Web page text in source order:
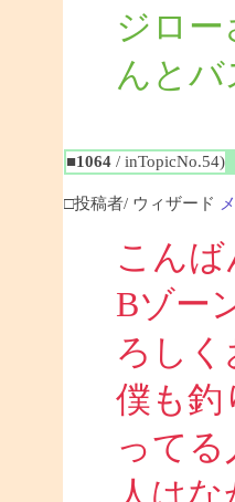
ジロ
んと
■1064/ inTopicNo.54)
□投稿者/ ウィザード
こん
Bゾー
ろしく
僕も釣
って